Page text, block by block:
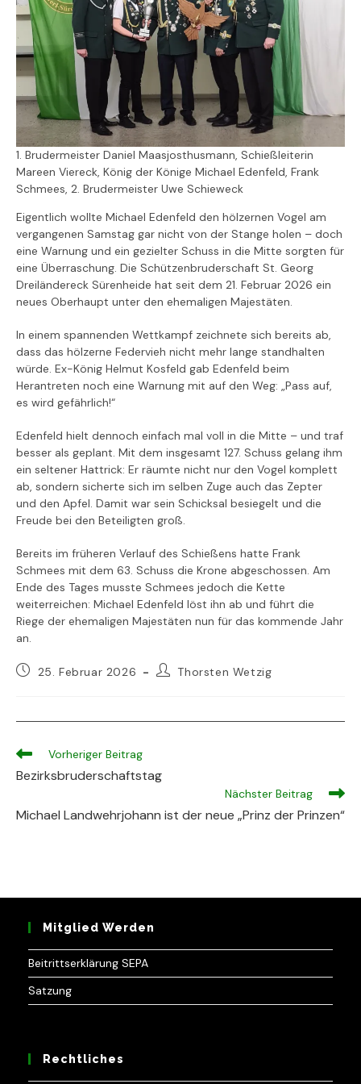
1. Brudermeister Daniel Maasjosthusmann, Schießleiterin
Mareen Viereck, König der Könige Michael Edenfeld, Frank
Schmees, 2. Brudermeister Uwe Schieweck
Eigentlich wollte Michael Edenfeld den hölzernen Vogel am
vergangenen Samstag gar nicht von der Stange holen – doch
eine Warnung und ein gezielter Schuss in die Mitte sorgten für
eine Überraschung. Die Schützenbruderschaft St. Georg
Dreiländereck Sürenheide hat seit dem 21. Februar 2026 ein
neues Oberhaupt unter den ehemaligen Majestäten.
In einem spannenden Wettkampf zeichnete sich bereits ab,
dass das hölzerne Federvieh nicht mehr lange standhalten
würde. Ex-König Helmut Kosfeld gab Edenfeld beim
Herantreten noch eine Warnung mit auf den Weg: „Pass auf,
es wird gefährlich!“
Edenfeld hielt dennoch einfach mal voll in die Mitte – und traf
besser als geplant. Mit dem insgesamt 127. Schuss gelang ihm
ein seltener Hattrick: Er räumte nicht nur den Vogel komplett
ab, sondern sicherte sich im selben Zuge auch das Zepter
und den Apfel. Damit war sein Schicksal besiegelt und die
Freude bei den Beteiligten groß.
Bereits im früheren Verlauf des Schießens hatte Frank
Schmees mit dem 63. Schuss die Krone abgeschossen. Am
Ende des Tages musste Schmees jedoch die Kette
weiterreichen: Michael Edenfeld löst ihn ab und führt die
Riege der ehemaligen Majestäten nun für das kommende Jahr
an.
Beitrag25. Februar 2026
Beitrags-
Thorsten Wetzig
Weitere
Artikel
Vorheriger Beitrag
Bezirksbruderschaftstag
Nächster Beitrag
Michael Landwehrjohann ist der neue „Prinz der Prinzen“
Mitglied Werden
Beitrittserklärung SEPA
Satzung
Rechtliches